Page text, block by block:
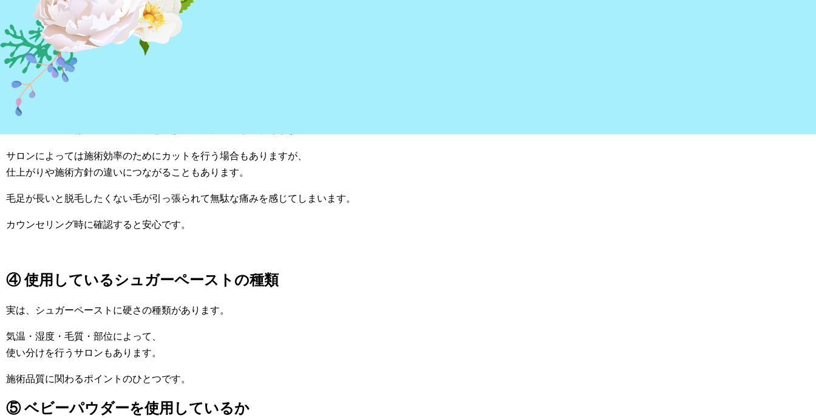
によって、ピンセット量に差が出ることがあります。
お肌負担が気になる方は、事前に施術方針を確認してみるのもおすすめです。
③ 毛足が長すぎるのにカットをせずに、施術をしている
サロンによっては施術効率のためにカットを行う場合もありますが、
仕上がりや施術方針の違いにつながることもあります。
毛足が長いと脱毛したくない毛が引っ張られて無駄な痛みを感じてしまいます。
カウンセリング時に確認すると安心です。
④ 使用しているシュガーペーストの種類
実は、シュガーペーストに硬さの種類があります。
気温・湿度・毛質・部位によって、
使い分けを行うサロンもあります。
施術品質に関わるポイントのひとつです。
⑤ ベビーパウダーを使用しているか